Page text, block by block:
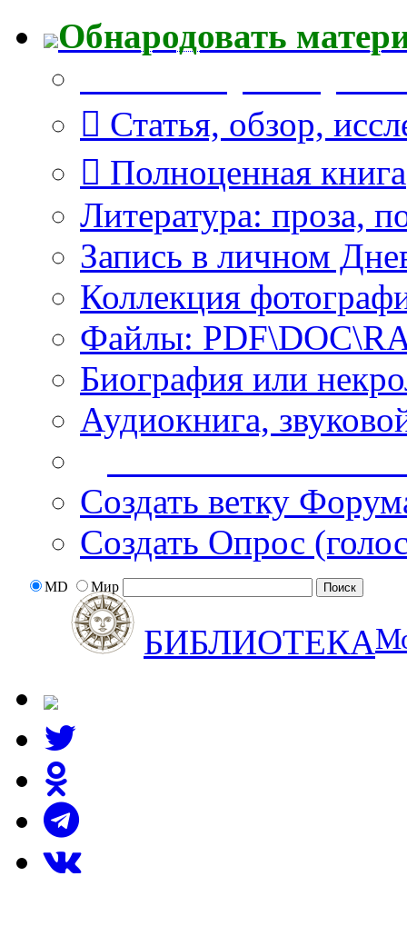
Обнародовать
Статья, обзор,
Полноценная книга
Литература: проза,
Запись в личном
Коллекция
Файлы:
Биография или
Аудиокнига,
Создать ветку
Создать Опрос
MD Мир
БИБЛИОТЕКА